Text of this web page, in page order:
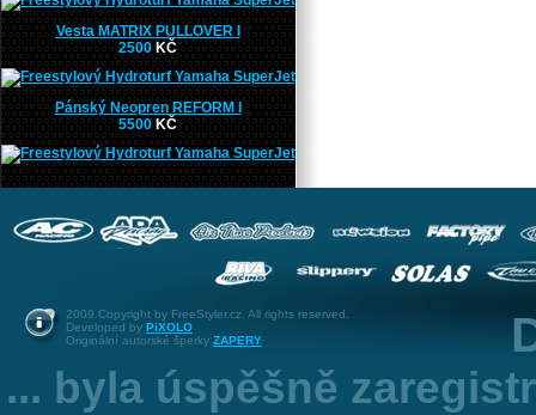
Vesta MATRIX PULLOVER I
2500 KČ
Pánský Neopren REFORM I
5500 KČ
2009 Copyright by FreeStyler.cz. All rights reserved.
Developed by PiXOLO
Originální autorské šperky ZAPERY
... byla úspěšně